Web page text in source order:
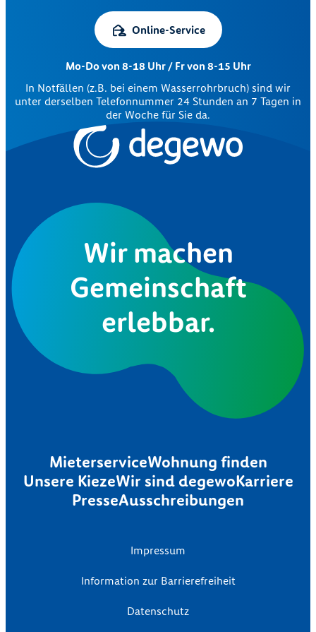
Online-Service
Mo-Do von 8-18 Uhr / Fr von 8-15 Uhr
In Notfällen (z.B. bei einem Wasserrohrbruch) sind wir
unter derselben Telefonnummer 24 Stunden an 7 Tagen in
der Woche für Sie da.
Wir machen
Gemeinschaft
erlebbar.
MieterserviceWohnung finden
Unsere KiezeWir sind degewoKarriere
PresseAusschreibungen
Impressum
Information zur Barrierefreiheit
Datenschutz